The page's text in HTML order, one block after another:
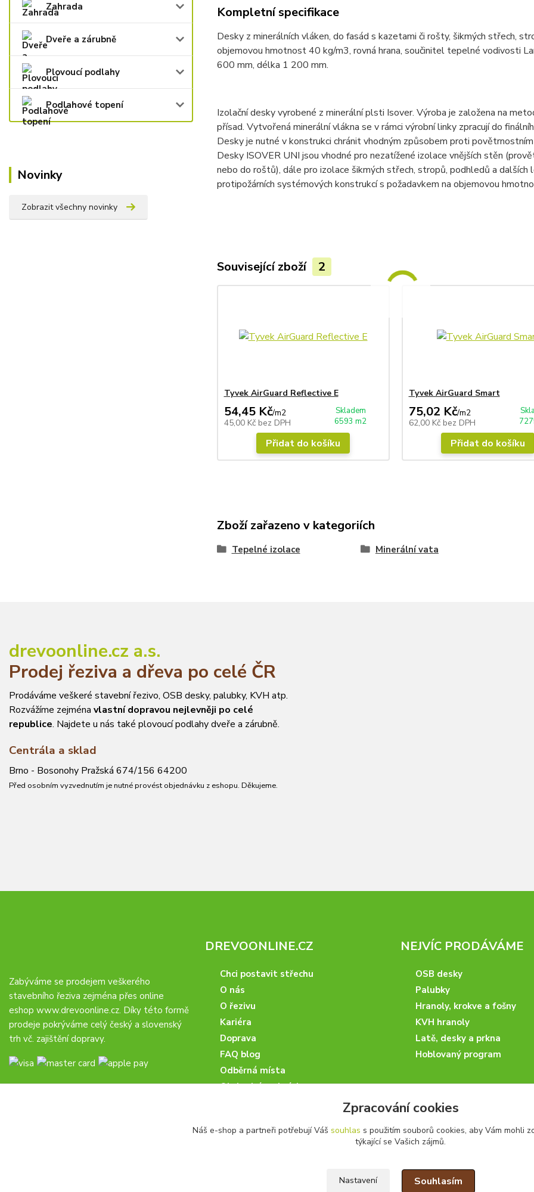
Zahrada
Dveře a zárubně
Plovoucí podlahy
Podlahové topení
Novinky
Zobrazit všechny novinky
Kompletní specifikace
Desky z minerálních vláken, do fasád s kazetami či rošty, šikmých střech,
objemovou hmotnost 40 kg/m3, rovná hrana, součinitel tepelné vodivosti
600 mm, délka 1 200 mm.
Izolační desky vyrobené z minerální plsti Isover. Výroba je založena na
přísad. Vytvořená minerální vlákna se v rámci výrobní linky zpracují do
Desky je nutné v konstrukci chránit vhodným způsobem proti
Desky ISOVER UNI jsou vhodné pro nezatížené izolace vnějších stěn
nebo do roštů), dále pro izolace šikmých střech, stropů, podhledů a dalších
protipožárních systémových konstrukcí s požadavkem na objemovou
Související zboží 2
Tyvek AirGuard Reflective E
54,45 Kč/m2
45,00 Kč bez DPH
Skladem
6593 m2
Přidat do košíku
Tyvek AirGuard Smart
75,02 Kč/m2
62,00 Kč bez DPH
Přidat do košíku
Zboží zařazeno v kategoriích
Tepelné izolace Minerální vata
drevoonline.cz a.s.
Prodej řeziva a dřeva po celé ČR
Prodáváme veškeré stavební řezivo, OSB desky, palubky, KVH atp.
Rozvážíme zejména vlastní dopravou nejlevněji po celé
republice. Najdete u nás také plovoucí podlahy dveře a zárubně.
Centrála a sklad
Brno - Bosonohy Pražská 674/156 64200
Před osobním vyzvednutím je nutné provést objednávku z eshopu. Děkujeme.
Zabýváme se prodejem veškerého
stavebního řeziva zejména přes online
eshop www.drevoonline.cz. Díky této formě
prodeje pokrýváme celý český a slovenský
trh vč. zajištění dopravy.
DREVOONLINE.CZ
Chci postavit střechu
O nás
O řezivu
Kariéra
Doprava
FAQ blog
Odběrná místa
Obchodní podmínky
Veřejné zákazky
NEJVÍC PRODÁVÁME
OSB desky
Palubky
Hranoly, krokve a fošny
KVH hranoly
Latě, desky a prkna
Hoblovaný program
Zpracování cookies
Náš e-shop a partneři potřebují Váš souhlas s použitím souborů cookies, aby Vám mohli
týkající se Vašich zájmů.
Nastavení Souhlasím